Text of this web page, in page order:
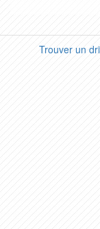
Trouver un